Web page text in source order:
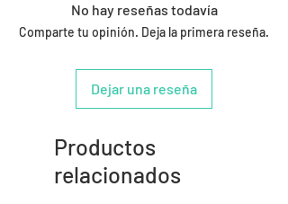
No hay reseñas todavía
Comparte tu opinión. Deja la primera reseña.
Dejar una reseña
Productos
relacionados